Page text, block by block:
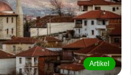
Artikel